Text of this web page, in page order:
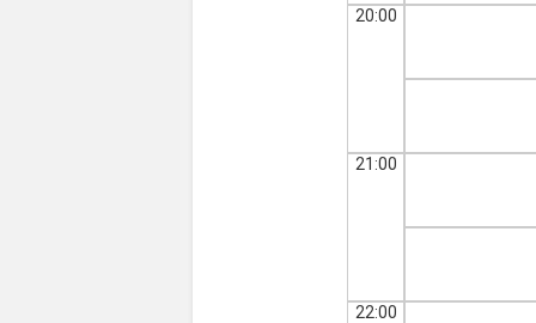
20:00
21:00
22:00